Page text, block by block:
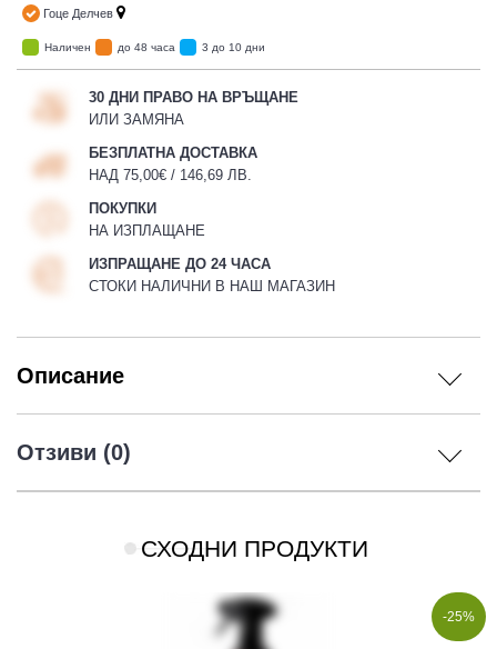
Гоце Делчев
Наличен до 48 часа 3 до 10 дни
30 ДНИ ПРАВО НА ВРЪЩАНЕ
ИЛИ ЗАМЯНА
БЕЗПЛАТНА ДОСТАВКА
НАД 75,00€ / 146,69 ЛВ.
ПОКУПКИ
НА ИЗПЛАЩАНЕ
ИЗПРАЩАНЕ ДО 24 ЧАСА
СТОКИ НАЛИЧНИ В НАШ МАГАЗИН
Описание
Отзиви (0)
СХОДНИ ПРОДУКТИ
-25%